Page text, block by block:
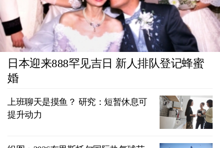
日本迎来888罕见吉日 新人排队登记蜂蜜
婚
上班聊天是摸鱼？ 研究：短暂休息可
提升动力